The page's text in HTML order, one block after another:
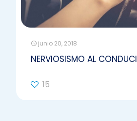
junio 20, 2018
NERVIOSISMO AL
15